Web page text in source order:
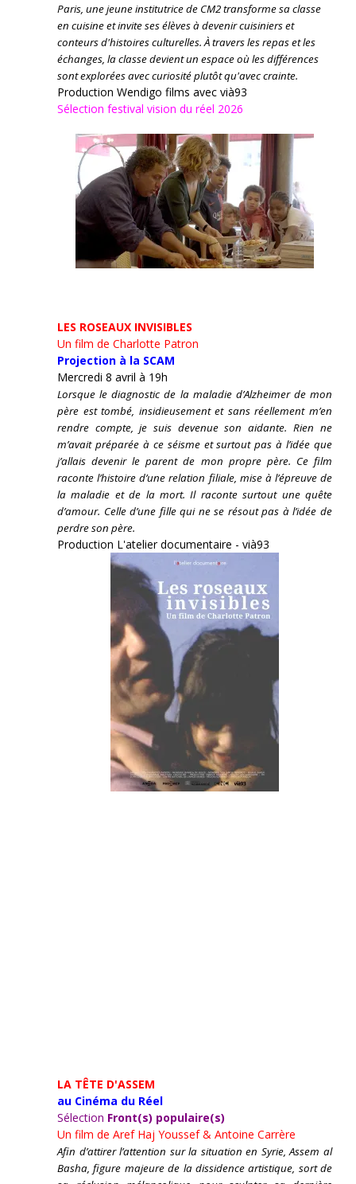
Paris, une jeune institutrice de CM2 transforme sa classe
en cuisine et invite ses élèves à devenir cuisiniers et
conteurs d'histoires culturelles. À travers les repas et les
échanges, la classe devient un espace où les différences
sont explorées avec curiosité plutôt qu'avec crainte.
Production Wendigo films avec vià93
Sélection festival vision du réel 2026
LES ROSEAUX INVISIBLES
Un film de Charlotte Patron
Projection à la SCAM
Mercredi 8 avril à 19h
Lorsque le diagnostic de la maladie d’Alzheimer de mon
père est tombé, insidieusement et sans réellement m’en
rendre compte, je suis devenue son aidante. Rien ne
m’avait préparée à ce séisme et surtout pas à l’idée que
j’allais devenir le parent de mon propre père. Ce film
raconte l’histoire d’une relation filiale, mise à l’épreuve de
la maladie et de la mort. Il raconte surtout une quête
d’amour. Celle d’une fille qui ne se résout pas à l’idée de
perdre son père.
Production L'atelier documentaire - vià93
LA TÊTE D'ASSEM
au Cinéma du Réel
Sélection Front(s) populaire(s)
Un film de Aref Haj Youssef & Antoine Carrère
Afin d’attirer l’attention sur la situation en Syrie, Assem al
Basha, figure majeure de la dissidence artistique, sort de